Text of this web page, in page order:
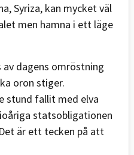
Syriza, kan mycket väl
men hamna i ett läge
dagens omröstning
oron stiger.
stund fallit med elva
statsobligationen
är ett tecken på att